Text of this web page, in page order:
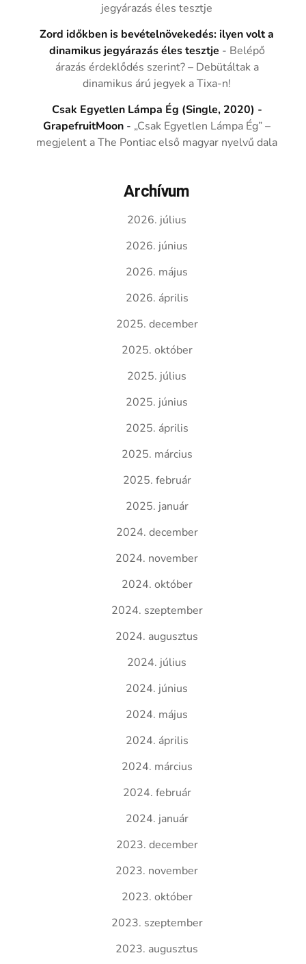
jegyárazás éles tesztje
Zord időkben is bevételnövekedés: ilyen volt a
dinamikus jegyárazás éles tesztje - Belépő
árazás érdeklődés szerint? – Debütáltak a
dinamikus árú jegyek a Tixa-n!
Csak Egyetlen Lámpa Ég (Single, 2020) -
GrapefruitMoon - „Csak Egyetlen Lámpa Ég” –
megjelent a The Pontiac első magyar nyelvű dala
Archívum
2026. július
2026. június
2026. május
2026. április
2025. december
2025. október
2025. július
2025. június
2025. április
2025. március
2025. február
2025. január
2024. december
2024. november
2024. október
2024. szeptember
2024. augusztus
2024. július
2024. június
2024. május
2024. április
2024. március
2024. február
2024. január
2023. december
2023. november
2023. október
2023. szeptember
2023. augusztus